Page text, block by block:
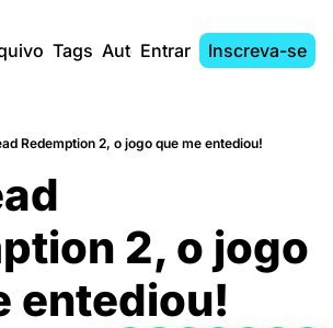
Tags AutoresEntrar Inscreva-se
Redemption 2, o jogo que me entediou!
2, o jogo
entediou!